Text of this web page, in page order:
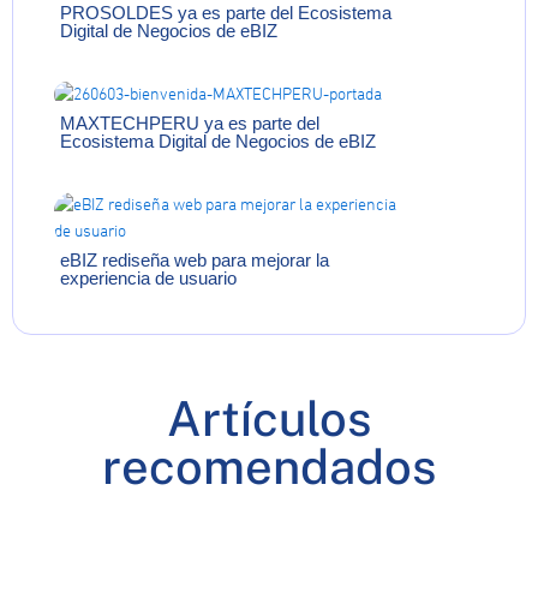
PROSOLDES ya es parte del Ecosistema
Digital de Negocios de eBIZ
MAXTECHPERU ya es parte del
Ecosistema Digital de Negocios de eBIZ
eBIZ rediseña web para mejorar la
experiencia de usuario
Artículos
recomendados